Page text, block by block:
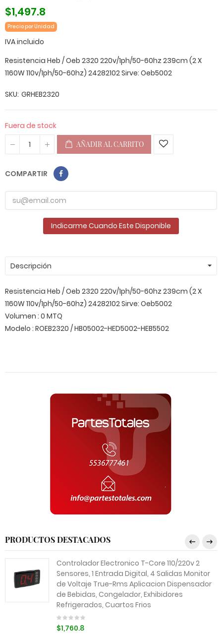
$1,497.8
Precio por Unidad
IVA incluido
Resistencia Heb / Oeb 2320 220v/1ph/50-60hz 239cm (2 X
1160W 110v/1ph/50-60hz) 24282102 Sirve: Oeb5002
SKU GRHEB2320
Fuera de stock
AÑADIR AL CARRITO
COMPARTIR
Indicarme Cuando Este Disponible
Descripción
Resistencia Heb / Oeb 2320 220v/1ph/50-60hz 239cm (2 X
1160W 110v/1ph/50-60hz) 24282102 Sirve: Oeb5002
Volumen : 0 MTQ
Modelo : ROEB2320 / HB05002-HED5002-HEB5502
PRODUCTOS DESTACADOS
Controlador Electronico T-Core 110/220v 2
Sensores, 1 Entrada Digital, 4 Salidas Monitor
de Voltaje True-Rms Aplicacion Dispensador
de Bebidas, Congelador, Exhibidores
Refrigerados, Cuartos Frios
$1,760.8